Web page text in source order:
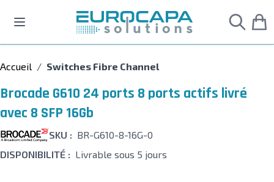
Accueil / Switches Fibre Channel
Brocade G610 24 ports 8 ports actifs livré
avec 8 SFP 16Gb
SKU : BR-G610-8-16G-0
DISPONIBILITÉ : Livrable sous 5 jours